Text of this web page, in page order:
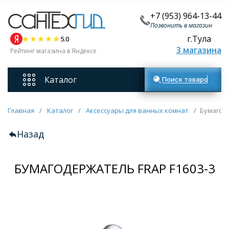
+7 (953) 964-13-44
Позвонить в магазин
5.0
Рейтинг магазина в Яндексе
г.Тула
3 магазина
Каталог
Смесители
Унитазы
Мебель для ванных комнат
Поиск товаров
Главная / Каталог / Аксессуары для ванных комнат /
Назад
БУМАГОДЕРЖАТЕЛЬ FRAP F1603-3